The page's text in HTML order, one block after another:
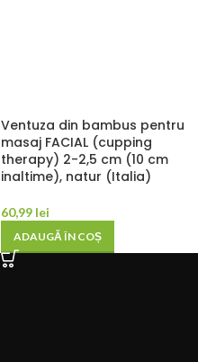
Ventuza din bambus pentru
masaj FACIAL (cupping
therapy) 2-2,5 cm (10 cm
inaltime), natur (Italia)
60,99 lei
ADAUGĂ ÎN COȘ